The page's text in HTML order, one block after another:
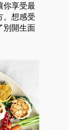
你享受最
。想感受
別開生面